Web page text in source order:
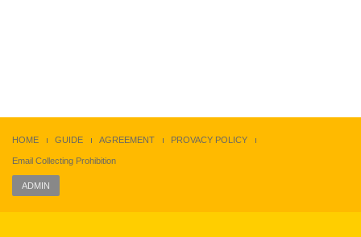
HOME GUIDE AGREEMENT PROVACY POLICY
Email Collecting Prohibition
ADMIN